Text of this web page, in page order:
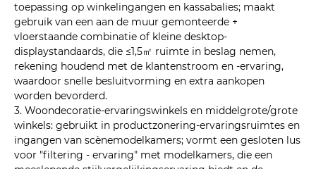
toepassing op winkelingangen en kassabalies; maakt
gebruik van een aan de muur gemonteerde +
vloerstaande combinatie of kleine desktop-
displaystandaards, die ≤1,5㎡ ruimte in beslag nemen,
rekening houdend met de klantenstroom en -ervaring,
waardoor snelle besluitvorming en extra aankopen
worden bevorderd.
3. Woondecoratie-ervaringswinkels en middelgrote/grote
winkels: gebruikt in productzonering-ervaringsruimtes en
ingangen van scènemodelkamers; vormt een gesloten lus
voor "filtering - ervaring" met modelkamers, die een